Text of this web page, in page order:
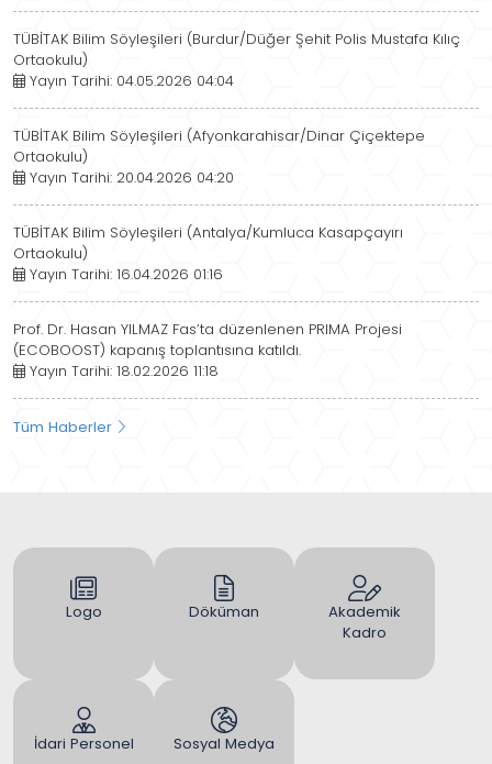
TÜBİTAK Bilim Söyleşileri (Burdur/Düğer Şehit Polis Mustafa Kılıç
Ortaokulu)
Yayın Tarihi: 04.05.2026 04:04
TÜBİTAK Bilim Söyleşileri (Afyonkarahisar/Dinar Çiçektepe
Ortaokulu)
Yayın Tarihi: 20.04.2026 04:20
TÜBİTAK Bilim Söyleşileri (Antalya/Kumluca Kasapçayırı
Ortaokulu)
Yayın Tarihi: 16.04.2026 01:16
Prof. Dr. Hasan YILMAZ Fas’ta düzenlenen PRIMA Projesi
(ECOBOOST) kapanış toplantısına katıldı.
Yayın Tarihi: 18.02.2026 11:18
Tüm Haberler
Logo Döküman
Akademik
Kadro
İdari Personel Sosyal Medya